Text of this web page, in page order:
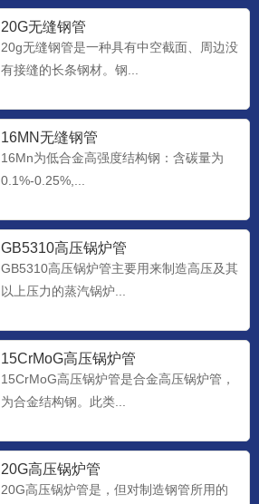
20G无缝钢管
20g无缝钢管是一种具有中空截面、周边没
有接缝的长条钢材。钢...
16MN无缝钢管
16Mn为低合金高强度结构钢：含碳量为
0.1%-0.25%,...
GB5310高压锅炉管
GB5310高压锅炉管主要用来制造高压及其
以上压力的蒸汽锅炉...
15CrMoG高压锅炉管
15CrMoG高压锅炉管是合金高压锅炉管，
为合金结构钢。此类...
20G高压锅炉管
20G高压锅炉管是，但对制造钢管所用的